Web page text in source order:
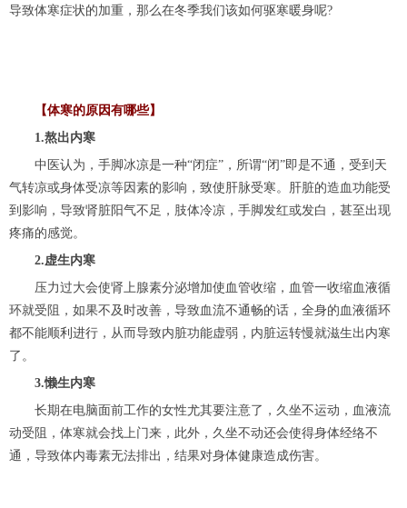
导致体寒症状的加重，那么在冬季我们该如何驱寒暖身呢?
【体寒的原因有哪些】
1.熬出内寒
中医认为，手脚冰凉是一种“闭症”，所谓“闭”即是不通，受到天
气转凉或身体受凉等因素的影响，致使肝脉受寒。肝脏的造血功能受
到影响，导致肾脏阳气不足，肢体冷凉，手脚发红或发白，甚至出现
疼痛的感觉。
2.虚生内寒
压力过大会使肾上腺素分泌增加使血管收缩，血管一收缩血液循
环就受阻，如果不及时改善，导致血流不通畅的话，全身的血液循环
都不能顺利进行，从而导致内脏功能虚弱，内脏运转慢就滋生出内寒
了。
3.懒生内寒
长期在电脑面前工作的女性尤其要注意了，久坐不运动，血液流
动受阻，体寒就会找上门来，此外，久坐不动还会使得身体经络不
通，导致体内毒素无法排出，结果对身体健康造成伤害。